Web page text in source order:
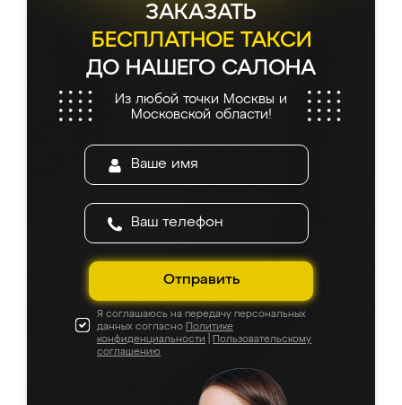
ЗАКАЗАТЬ
БЕСПЛАТНОЕ ТАКСИ
ДО НАШЕГО САЛОНА
Из любой точки Москвы и
Московской области!
Отправить
Я соглашаюсь на передачу персональных
данных согласно Политике
конфиденциальности
Пользовательскому
соглашению